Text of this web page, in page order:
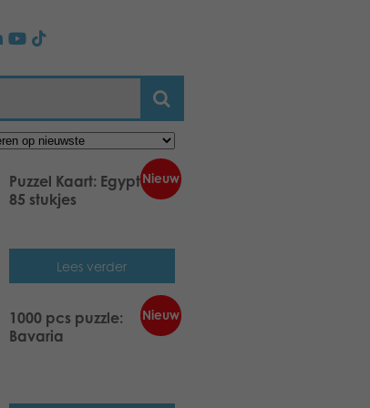
Nieuw
Puzzel Kaart: Egypte –
85 stukjes
Lees verder
Nieuw
1000 pcs puzzle:
Bavaria